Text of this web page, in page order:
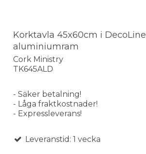
Korktavla 45x60cm i DecoLine
aluminiumram
Cork Ministry
TK645ALD
- Säker betalning!
- Låga fraktkostnader!
- Expressleverans!
Leveranstid: 1 vecka